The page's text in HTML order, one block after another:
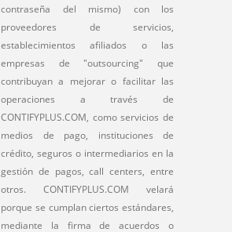
contraseña del mismo) con los
proveedores de servicios,
establecimientos afiliados o las
empresas de "outsourcing" que
contribuyan a mejorar o facilitar las
operaciones a través de
CONTIFYPLUS.COM, como servicios de
medios de pago, instituciones de
crédito, seguros o intermediarios en la
gestión de pagos, call centers, entre
otros. CONTIFYPLUS.COM velará
porque se cumplan ciertos estándares,
mediante la firma de acuerdos o